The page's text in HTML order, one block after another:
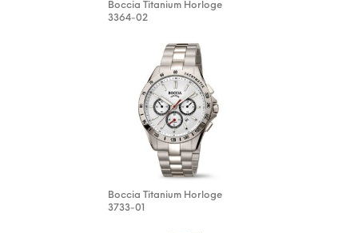
Boccia Titanium Horloge
3364-02
Boccia Titanium Horloge
3733-01